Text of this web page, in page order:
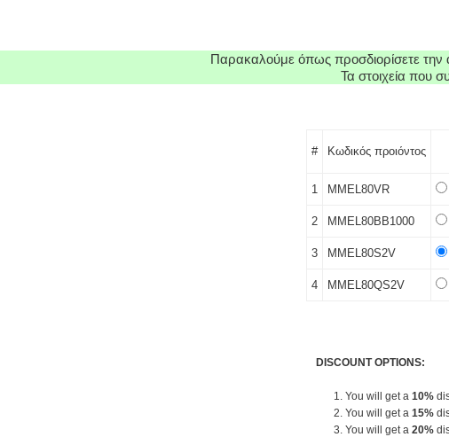
Παρακαλούμε όπως προσδιορίσετε την
Τα στοιχεία που
# Κωδικός προιόντος
1 MMEL80VR
2 MMEL80BB1000
3 MMEL80S2V
4 MMEL80QS2V
DISCOUNT OPTIONS:
1. You will get a 10%
2. You will get a 15%
3. You will get a 20%